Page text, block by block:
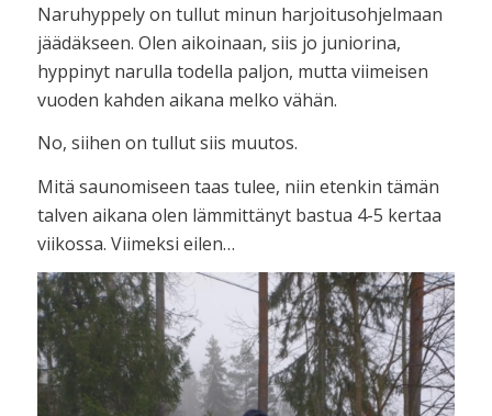
Naruhyppely on tullut minun harjoitusohjelmaan
jäädäkseen. Olen aikoinaan, siis jo juniorina,
hyppinyt narulla todella paljon, mutta viimeisen
vuoden kahden aikana melko vähän.
No, siihen on tullut siis muutos.
Mitä saunomiseen taas tulee, niin etenkin tämän
talven aikana olen lämmittänyt bastua 4-5 kertaa
viikossa. Viimeksi eilen…